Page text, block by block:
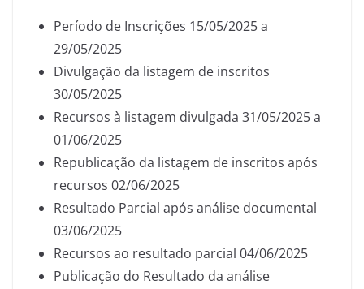
Período de Inscrições 15/05/2025 a
29/05/2025
Divulgação da listagem de inscritos
30/05/2025
Recursos à listagem divulgada 31/05/2025 a
01/06/2025
Republicação da listagem de inscritos após
recursos 02/06/2025
Resultado Parcial após análise documental
03/06/2025
Recursos ao resultado parcial 04/06/2025
Publicação do Resultado da análise